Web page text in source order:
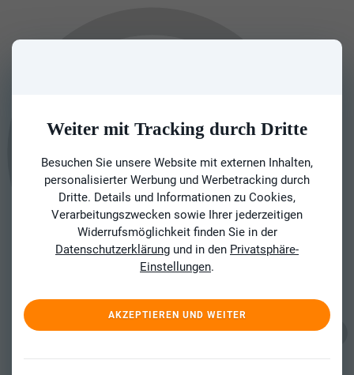
Weiter mit Tracking durch Dritte
Besuchen Sie unsere Website mit externen Inhalten,
personalisierter Werbung und Werbetracking durch
Dritte. Details und Informationen zu Cookies,
Verarbeitungszwecken sowie Ihrer jederzeitigen
Widerrufsmöglichkeit finden Sie in der
Datenschutzerklärung und in den Privatsphäre-
Einstellungen.
AKZEPTIEREN UND WEITER